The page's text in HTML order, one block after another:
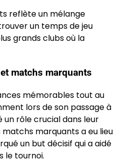
reflète un mélange
un temps de jeu
grands clubs où la
matchs marquants
mémorables tout au
lors de son passage à
un rôle crucial dans leur
matchs marquants a eu lieu
un but décisif qui a aidé
le tournoi.